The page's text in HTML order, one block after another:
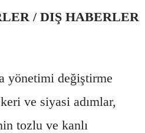
/ DIŞ HABERLER
yönetimi değiştirme
ve siyasi adımlar,
tozlu ve kanlı